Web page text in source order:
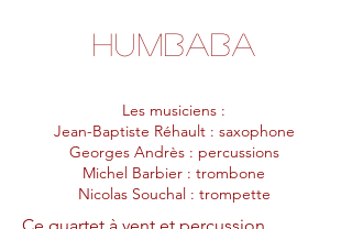
Humbaba
Les musiciens :
Jean-Baptiste Réhault : saxophone
Georges Andrès : percussions
Michel Barbier : trombone
Nicolas Souchal : trompette